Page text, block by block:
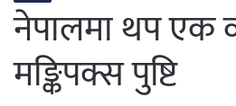
नेपालमा थप एक
मङ्किपक्स पुष्टि